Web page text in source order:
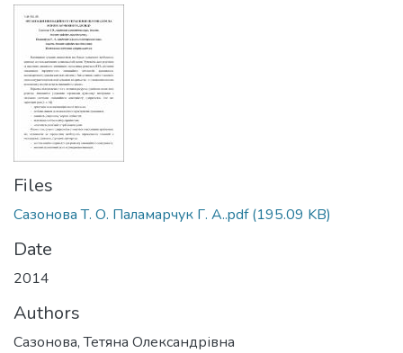
Files
Сазонова Т. О. Паламарчук Г. А..pdf(195.09 KB)
Date
2014
Authors
Сазонова, Тетяна Олександрівна